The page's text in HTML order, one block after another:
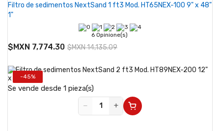
Filtro de sedimentos NextSand 1 ft3 Mod. HT65NEX-100 9" x 48"
1"
6 Opinione(s)
$MXN 7,774.30 $MXN 14,135.09
-45%
Se vende desde 1 pieza(s)
−
+